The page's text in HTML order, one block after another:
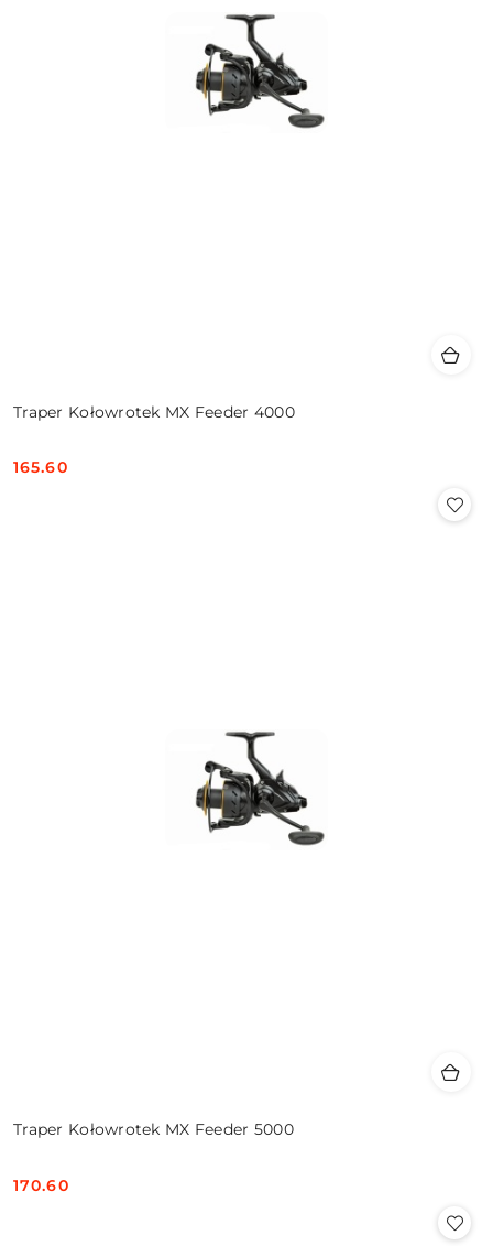
Traper Kołowrotek MX Feeder 4000
Cena:
165.60
Traper Kołowrotek MX Feeder 5000
Cena:
170.60